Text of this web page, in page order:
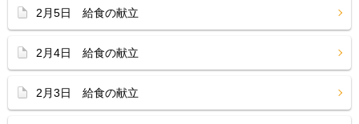
2月5日 給食の献立
2月4日 給食の献立
2月3日 給食の献立